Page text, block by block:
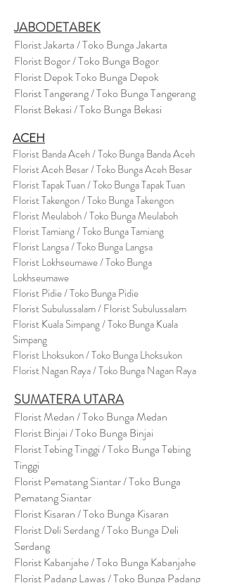
JABODETABEK
Florist Jakarta / Toko Bunga Jakarta
Florist Bogor / Toko Bunga Bogor
Florist Depok Toko Bunga Depok
Florist Tangerang / Toko Bunga Tangerang
Florist Bekasi / Toko Bunga Bekasi
ACEH
Florist Banda Aceh / Toko Bunga Banda Aceh
Florist Aceh Besar / Toko Bunga Aceh Besar
Florist Tapak Tuan / Toko Bunga Tapak Tuan
Florist Takengon / Toko Bunga Takengon
Florist Meulaboh / Toko Bunga Meulaboh
Florist Tamiang / Toko Bunga Tamiang
Florist Langsa / Toko Bunga Langsa
Florist Lokhseumawe / Toko Bunga
Lokhseumawe
Florist Pidie / Toko Bunga Pidie
Florist Subulussalam / Florist Subulussalam
Florist Kuala Simpang / Toko Bunga Kuala
Simpang
Florist Lhoksukon / Toko Bunga Lhoksukon
Florist Nagan Raya / Toko Bunga Nagan Raya
SUMATERA UTARA
Florist Medan / Toko Bunga Medan
Florist Binjai / Toko Bunga Binjai
Florist Tebing Tinggi / Toko Bunga Tebing
Tinggi
Florist Pematang Siantar / Toko Bunga
Pematang Siantar
Florist Kisaran / Toko Bunga Kisaran
Florist Deli Serdang / Toko Bunga Deli
Serdang
Florist Kabanjahe / Toko Bunga Kabanjahe
Florist Padang Lawas / Toko Bunga Padang